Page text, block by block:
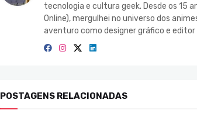
tecnologia e cultura geek. Desde os 15
Online), mergulhei no universo dos
aventuro como designer gráfico e editor
POSTAGENS RELACIONADAS